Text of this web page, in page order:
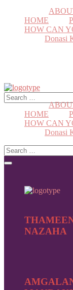
HOME
HOW CAN
Donasi
HOME
HOW CAN
Donasi
NAZAHA